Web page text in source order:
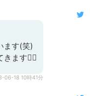
ます(笑)
ます🏃‍♀️
06-18 10時41分